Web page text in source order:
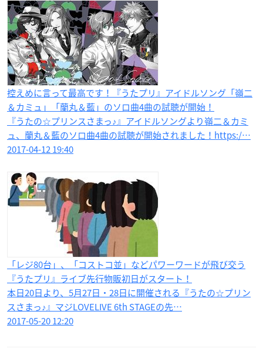
控えめに言って最高です！『うたプリ』アイドルソング「嶺二
＆カミュ」「蘭丸＆藍」のソロ曲4曲の試聴が開始！
『うたの☆プリンスさまっ♪』アイドルソングより嶺二＆カミ
ュ、蘭丸＆藍のソロ曲4曲の試聴が開始されました！https:/…
2017-04-12 19:40
「レジ80台」、「コストコ並」などパワーワードが飛び交う
『うたプリ』ライブ先行物販初日がスタート！
本日20日より、5月27日・28日に開催される『うたの☆プリン
スさまっ♪』マジLOVELIVE 6th STAGEの先…
2017-05-20 12:20